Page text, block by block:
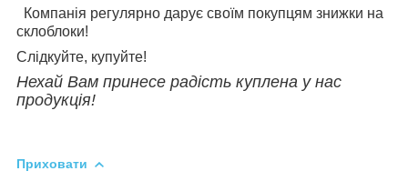
Компанія регулярно дарує своїм покупцям знижки на
склоблоки!
Слідкуйте, купуйте!
Нехай Вам принесе радість куплена у нас
продукція!
Приховати